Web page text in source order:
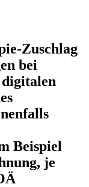
Zuschlag
bei
Beispiel
je